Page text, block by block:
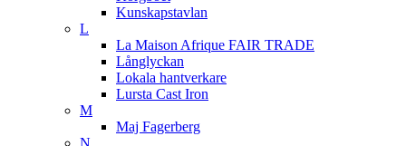
Kunskapstavlan
L
La Maison Afrique FAIR TRADE
Långlyckan
Lokala hantverkare
Lursta Cast Iron
M
Maj Fagerberg
N